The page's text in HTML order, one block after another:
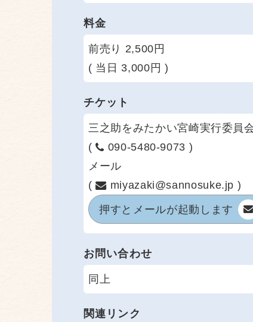
料金
前売り 2,500円
( 当日 3,000円 )
チケット
三之助をみたかい宮崎実行委員
(
090-5480-9073 )
メール
(
miyazaki@sannosuke.jp )
押すと メールが起動します
お問い合わせ
同上
関連リンク